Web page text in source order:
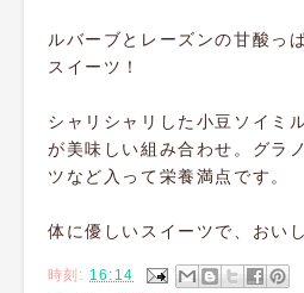
ルバーブとレーズンの甘酸っ
スイーツ！
シャリシャリした小豆ソイミ
が美味しい組み合わせ。グラ
ツなど入って栄養満点です。
体に優しいスイーツで、おい
時刻: 16:14